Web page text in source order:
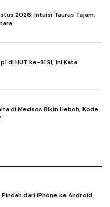
2026: Intuisi Taurus Tajam,
di HUT ke-81 RI, Ini Kata
di Medsos Bikin Heboh, Kode
dari iPhone ke Android